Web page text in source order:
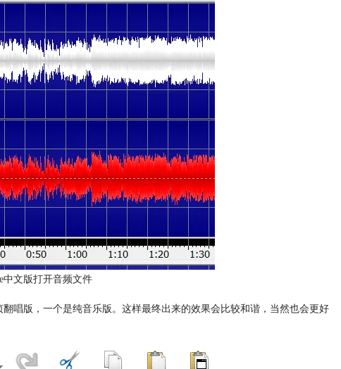
中文版打开音频文件
唱版，一个是纯音乐版。这样最终出来的效果会比较和谐，当然也会更好